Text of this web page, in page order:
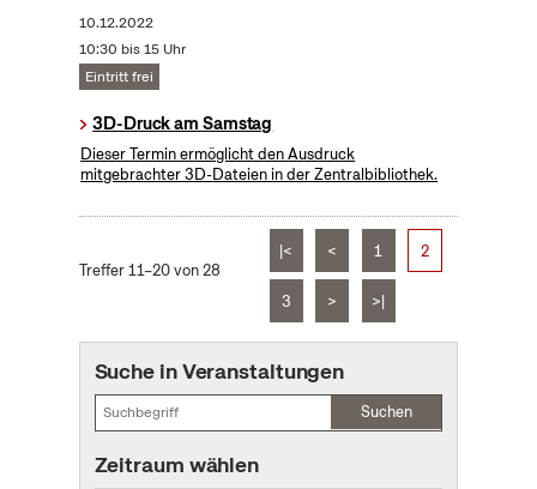
10.12.2022
10:30 bis 15 Uhr
Eintritt frei
3D-Druck am Samstag
Dieser Termin ermöglicht den Ausdruck
mitgebrachter 3D-Dateien in der Zentralbibliothek.
Treffer 11–20 von 28
|< < 1 2
3 > >|
Suche in Veranstaltungen
Suchen
Zeitraum wählen